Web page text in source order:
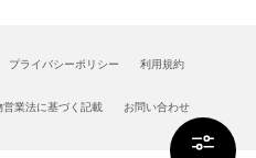
プライバシーポリシー 利用規約
営業法に基づく記載 お問い合わせ